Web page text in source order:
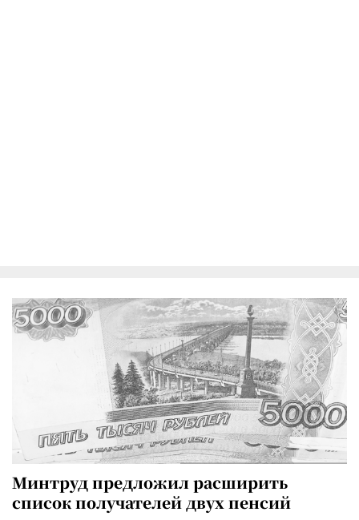
Минтруд предложил расширить
список получателей двух пенсий